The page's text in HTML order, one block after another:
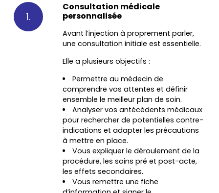
1.
Consultation médicale
personnalisée
Avant l’injection à proprement parler,
une consultation initiale est essentielle.
Elle a plusieurs objectifs :
Permettre au médecin de
comprendre vos attentes et définir
ensemble le meilleur plan de soin.
Analyser vos antécédents médicaux
pour rechercher de potentielles contre-
indications et adapter les précautions
à mettre en place.
Vous expliquer le déroulement de la
procédure, les soins pré et post-acte,
les effets secondaires.
Vous remettre une fiche